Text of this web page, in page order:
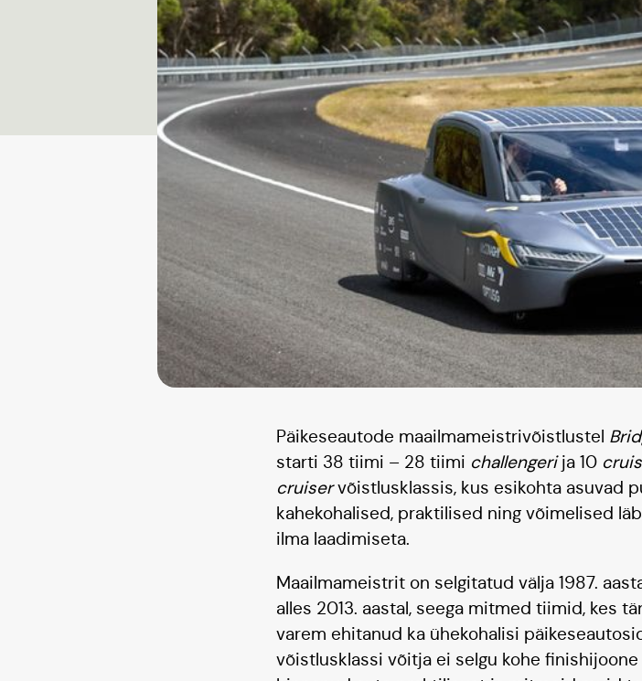
Päikeseautode maailmameistrivõistlustel
starti 38 tiimi – 28 tiimi challengerija 10
cruiservõistlusklassis, kus esikohta asuvad
kahekohalised, praktilised ning võimelised
ilma laadimiseta.
Maailmameistrit on selgitatud välja 1987.
alles 2013. aastal, seega mitmed tiimid, kes
varem ehitanud ka ühekohalisi
võistlusklassi võitja ei selgu kohe